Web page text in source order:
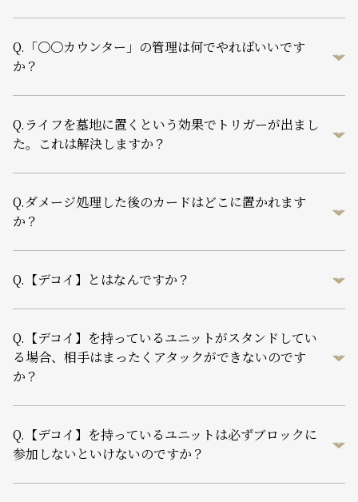
Q. 「〇〇カウンター」の管理は何でやればいいです
か？
Q. ライフを墓地に置くという効果でトリガーが出まし
た。これは解決しますか？
Q.ダメージ処理した後のカードはどこに置かれます
か？
Q. 【デコイ】とはなんですか？
Q. 【デコイ】を持っているユニットがスタンドしてい
る場合、相手はまったくアタックができないのです
か？
Q. 【デコイ】を持っているユニットは必ずブロックに
参加しないといけないのですか？